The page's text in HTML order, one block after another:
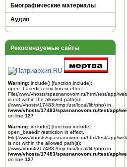
Биографические материалы
Аудио
Рекомендуемые сайты
Warning: include() [function.include]:
open_basedir restriction in effect.
File(/www/vhosts/spasnanovom.ru/html/test/app/
is not within the allowed path(s):
(/www/vhosts/17483:/tmp:/usr/local/lib/php) in
/www/vhosts/17483/spasnanovom.ru/test/app/
on line 127
Warning: include() [function.include]:
open_basedir restriction in effect.
File(/www/vhosts/spasnanovom.ru/html/test/app/
is not within the allowed path(s):
(/www/vhosts/17483:/tmp:/usr/local/lib/php) in
/www/vhosts/17483/spasnanovom.ru/test/app/
on line 127